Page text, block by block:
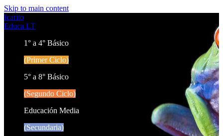
Skip to main content
Icarito
Educa LT
1° a 4° Básico
(Primer Ciclo)
5° a 8° Básico
(Segundo Ciclo)
Educación Media
(Secundaria)